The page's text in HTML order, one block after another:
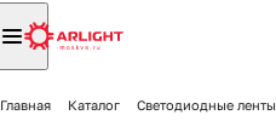
Главная Каталог Светодиодные ленты